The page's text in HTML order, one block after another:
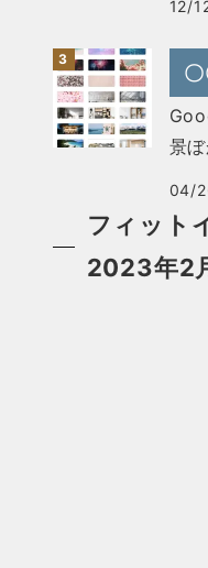
12/
景
04/
フィット
2023年2